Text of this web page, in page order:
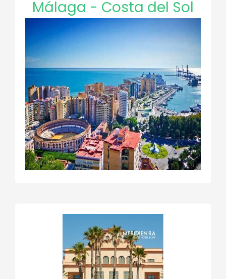
Málaga - Costa del Sol